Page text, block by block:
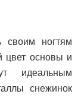
ногтям
цвет основы и
идеальным
снежинок